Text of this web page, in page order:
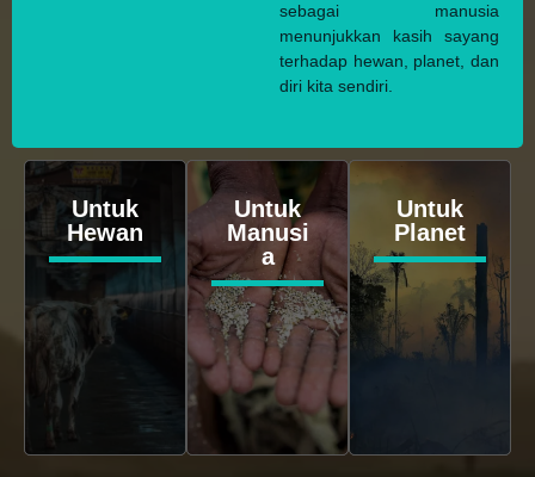
sebagai manusia
menunjukkan kasih sayang
terhadap hewan, planet, dan
diri kita sendiri.
Untuk
Hewan
Untuk
Manusi
a
Untuk
Planet